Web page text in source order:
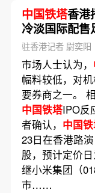
中国铁塔香港
冷淡国际配售
驻香港记者 尉奕阳
市场人士认为，
幅料较低，对
要券商之一。
中国铁塔IPO反
者确认， 中国
23日在香港路
股，预计定价
继小米集团（
市……